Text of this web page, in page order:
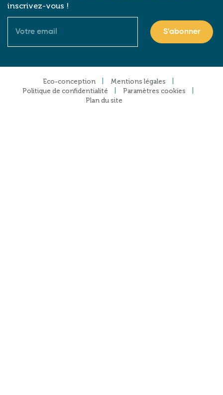
inscrivez-vous !
Eco-conception
Mentions légales
Politique de confidentialité
Paramètres cookies
Plan du site